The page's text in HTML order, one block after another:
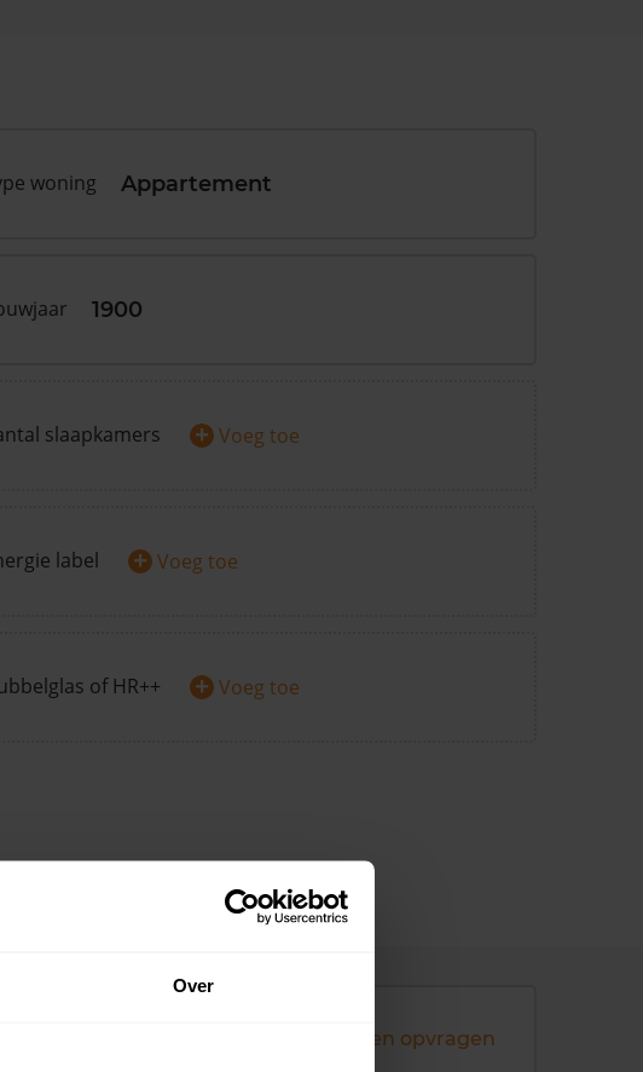
Over
woning Appartement
1900
slaapkamers + Voeg toe
label + Voeg toe
of HR++ + Voeg toe
Andere koopsommen opvragen